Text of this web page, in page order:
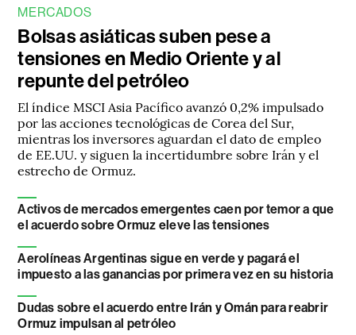
MERCADOS
Bolsas asiáticas suben pese a
tensiones en Medio Oriente y al
repunte del petróleo
El índice MSCI Asia Pacífico avanzó 0,2% impulsado
por las acciones tecnológicas de Corea del Sur,
mientras los inversores aguardan el dato de empleo
de EE.UU. y siguen la incertidumbre sobre Irán y el
estrecho de Ormuz.
Activos de mercados emergentes caen por temor a que
el acuerdo sobre Ormuz eleve las tensiones
Aerolíneas Argentinas sigue en verde y pagará el
impuesto a las ganancias por primera vez en su historia
Dudas sobre el acuerdo entre Irán y Omán para reabrir
Ormuz impulsan al petróleo